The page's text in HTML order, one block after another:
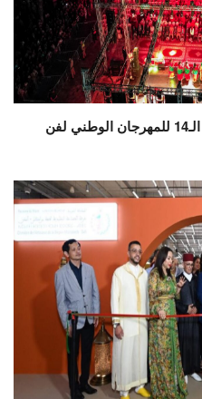
الدشيرة تسدل الستار على الدورة الـ14 للمهرجان الوطني لفن